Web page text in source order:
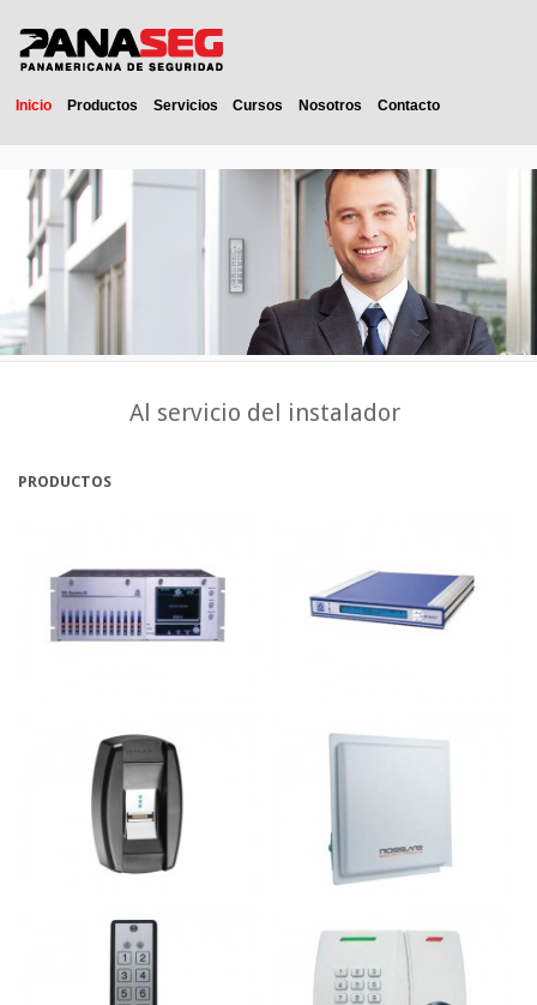
Inicio Productos Servicios Cursos Nosotros Contacto
Al servicio del instalador
PRODUCTOS